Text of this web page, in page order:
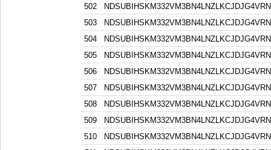
502
503
504
505
506
507
508
509
510